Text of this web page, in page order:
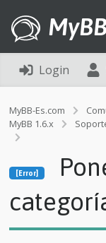
Login
MyBB-Es.com
MyBB 1.6.x
o
e
i
[Error]